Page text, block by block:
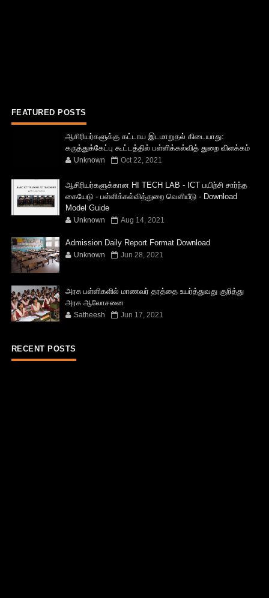
FEATURED POSTS
ஆசிரியர்களுக்கு கட்டாய இடமாறுதல் கிடையாது:
கருத்துக்கேட்பு கூட்டத்தில் பள்ளிக்கல்வித் துறை விளக்கம்
Unknown Oct 22, 2021
ஆசிரியர்களுக்கான HI TECH LAB - ICT பயிற்சி சார்ந்த
கையேடு - பள்ளிக்கல்வித்துறை வெளியீடு - Download
Model Guide
Unknown Aug 14, 2021
Admission Daily Report Format Download
Unknown Jun 28, 2021
அரசு பள்ளிகளில் மாணவர் தரத்தை உயர்த்துவது குறித்து
அரசு ஆலோசனை
Satheesh Jun 17, 2021
RECENT POSTS